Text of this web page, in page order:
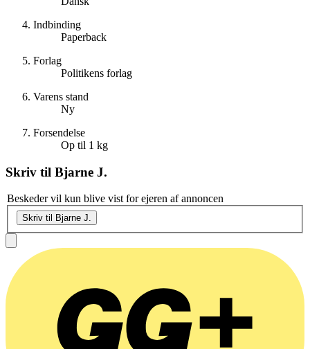
Indbinding
Paperback
Forlag
Politikens forlag
Varens stand
Ny
Forsendelse
Op til 1 kg
Skriv til Bjarne J.
Beskeder vil kun blive vist for ejeren af annoncen
Skriv til Bjarne J.